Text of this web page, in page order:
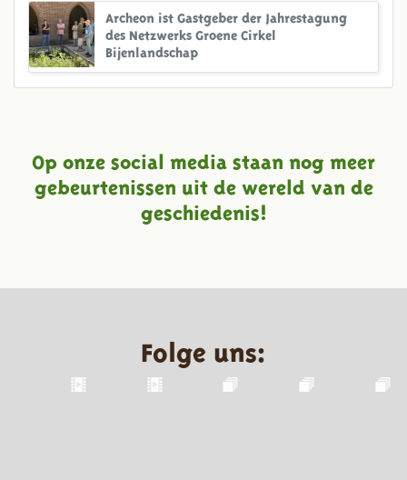
Archeon ist Gastgeber der Jahrestagung
des Netzwerks Groene Cirkel
Bijenlandschap
Op onze social media staan nog meer
gebeurtenissen uit de wereld van de
geschiedenis!
Folge uns: